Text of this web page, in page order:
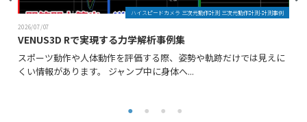
2026/07/07
VENUS3D Rで実現する力学解析事例集
スポーツ動作や人体動作を評価する際、姿勢や軌跡だけでは見えに
くい情報があります。 ジャンプ中に身体へ...
ハイスピードカメラ 三次元動作計測 三次元動作計測-計測事例